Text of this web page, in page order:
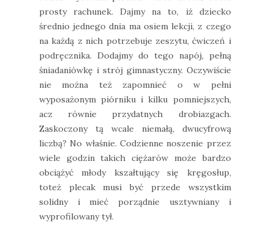
prosty rachunek. Dajmy na to, iż dziecko
średnio jednego dnia ma osiem lekcji, z czego
na każdą z nich potrzebuje zeszytu, ćwiczeń i
podręcznika. Dodajmy do tego napój, pełną
śniadaniówkę i strój gimnastyczny. Oczywiście
nie można też zapomnieć o w pełni
wyposażonym piórniku i kilku pomniejszych,
acz równie przydatnych drobiazgach.
Zaskoczony tą wcale niemałą, dwucyfrową
liczbą? No właśnie. Codzienne noszenie przez
wiele godzin takich ciężarów może bardzo
obciążyć młody kszałtujący się kręgosłup,
toteż plecak musi być przede wszystkim
solidny i mieć porządnie usztywniany i
wyprofilowany tył.